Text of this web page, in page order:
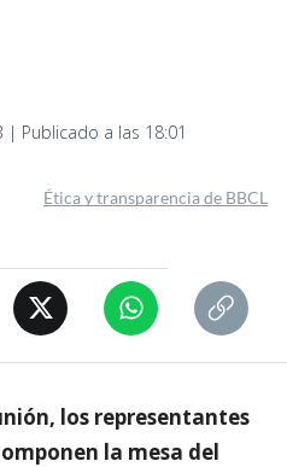
Publicado a las 18:01
Ética y transparencia de BBCL
los representantes
la mesa del